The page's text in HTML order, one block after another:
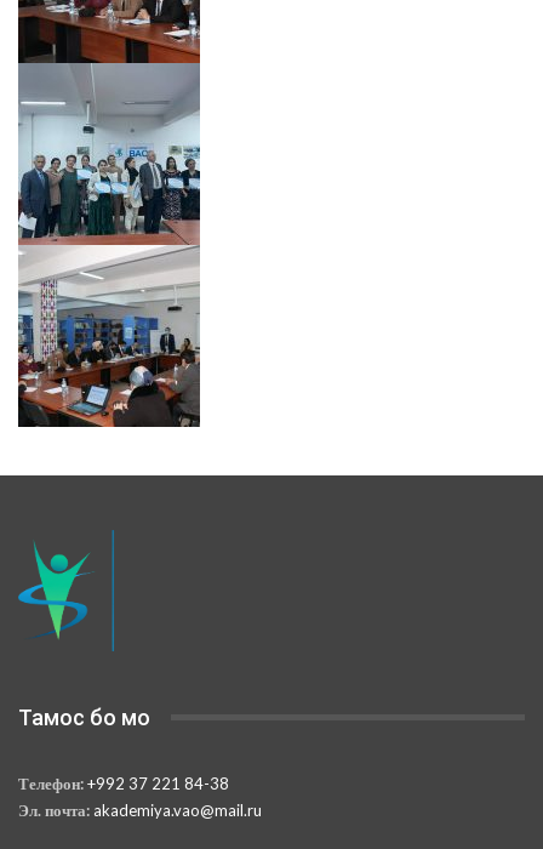
Тамос бо мо
Телефон:+992 37 221 84-38
Эл. почта: akademiya.vao@mail.ru